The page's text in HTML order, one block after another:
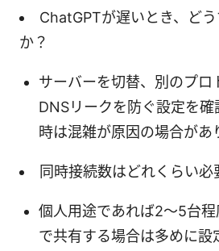
ChatGPTが遅いとき、ど
か？
サーバーを切替、別のプロ
DNSリークを防ぐ設定を確
時は混雑が原因の場合があ
同時接続数はどれくらい必
個人用途であれば2～5台
で共有する場合は多めに設